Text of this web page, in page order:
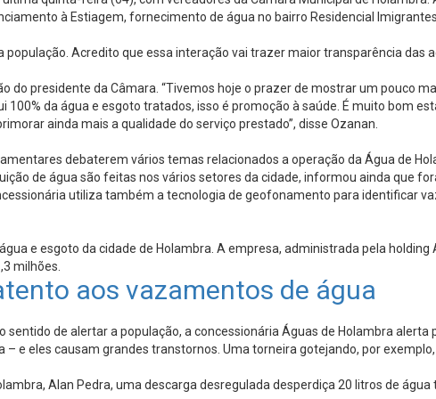
à Estiagem, fornecimento de água no bairro Residencial
Acredito que essa interação vai trazer maior transparência das
do presidente da Câmara. “Tivemos hoje o prazer de mostrar um pouco
da água e esgoto tratados, isso é promoção à saúde. É muito bom
ainda mais a qualidade do serviço prestado”, disse Ozanan.
debaterem vários temas relacionados a operação da Água de
de água são feitas nos vários setores da cidade, informou ainda que
utiliza também a tecnologia de geofonamento para identificar
e esgoto da cidade de Holambra. A empresa, administrada pela
milhões.
aos vazamentos de água
de alertar a população, a concessionária Águas de Holambra
e eles causam grandes transtornos. Uma torneira gotejando, por
Alan Pedra, uma descarga desregulada desperdiça 20 litros de